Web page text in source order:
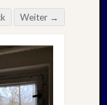
Weiter →